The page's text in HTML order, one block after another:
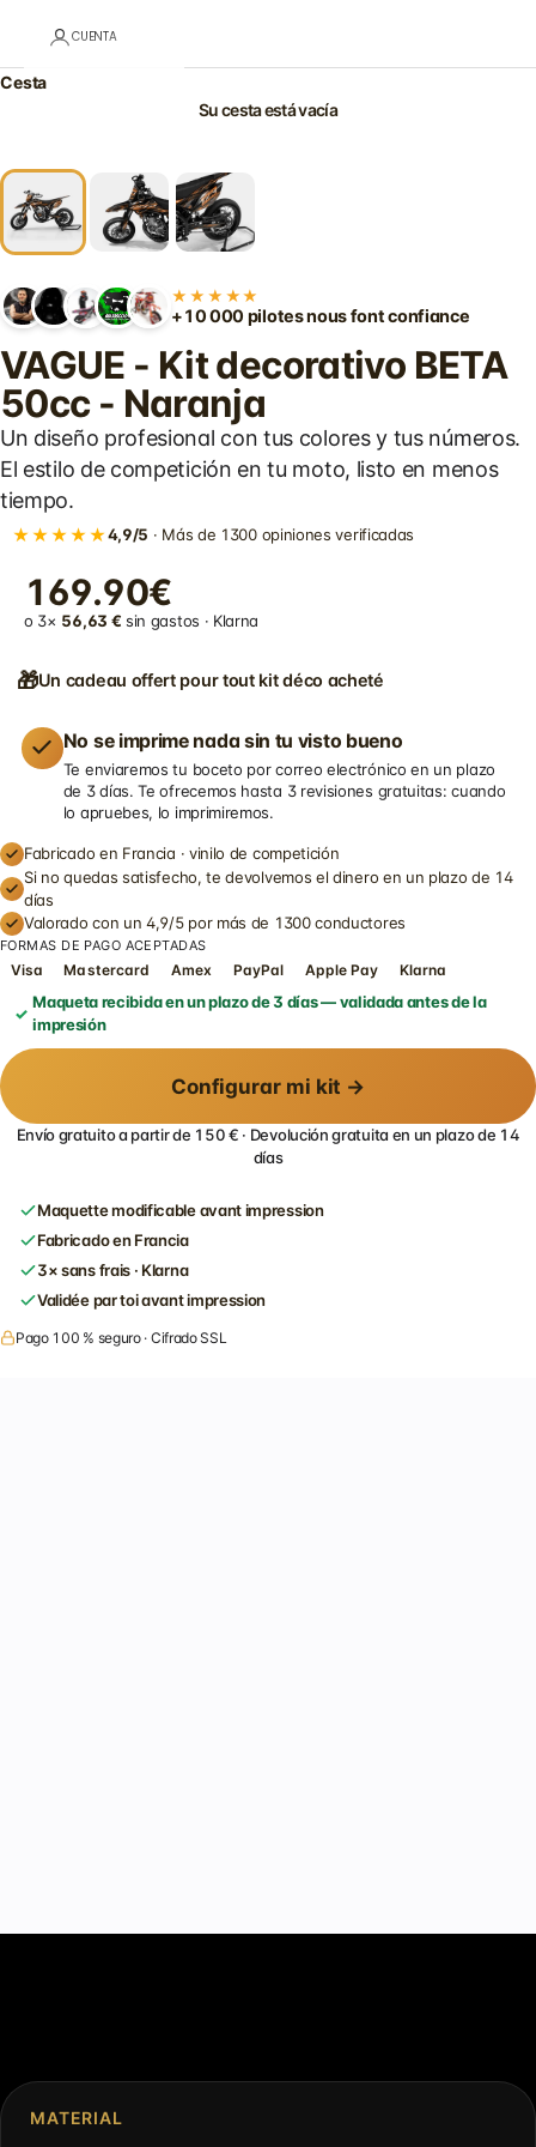
CUENTA
Cesta
Su cesta está vacía
★★★★★
+10 000 pilotes nous font confiance
VAGUE - Kit decorativo BETA
50cc - Naranja
Un diseño profesional con tus colores y tus números.
El estilo de competición en tu moto, listo en menos
tiempo.
★★★★★4,9/5 · Más de 1300 opiniones verificadas
169.90€
o 3× 56,63 € sin gastos · Klarna
🎁Un cadeau offert pour tout kit déco acheté
No se imprime nada sin tu visto bueno
Te enviaremos tu boceto por correo electrónico en un plazo
de 3 días. Te ofrecemos hasta 3 revisiones gratuitas: cuando
lo apruebes, lo imprimiremos.
Fabricado en Francia · vinilo de competición
Si no quedas satisfecho, te devolvemos el dinero en un plazo de 14
días
Valorado con un 4,9/5 por más de 1300 conductores
FORMAS DE PAGO ACEPTADAS
Visa Mastercard Amex PayPal Apple Pay Klarna
Maqueta recibida en un plazo de 3 días — validada antes de la
impresión
Configurar mi kit →
Envío gratuito a partir de 150 € · Devolución gratuita en un plazo de 14
días
Maquette modificable avant impression
Fabricado en Francia
3× sans frais · Klarna
Validée par toi avant impression
Pago 100 % seguro · Cifrado SSL
MATERIAL